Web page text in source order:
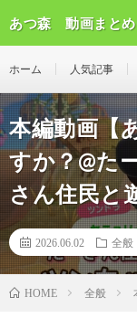
あつ森 動画まとめ
ホーム 人気記事
本編動画【
すか？@た
さん住民と
2026.06.02 全般
HOME 全般